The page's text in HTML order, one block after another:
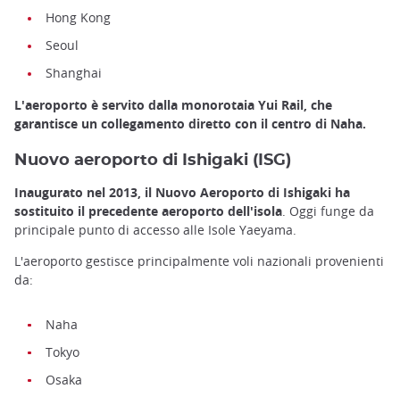
Hong Kong
Seoul
Shanghai
L'aeroporto è servito dalla monorotaia Yui Rail, che
garantisce un collegamento diretto con il centro di Naha.
Nuovo aeroporto di Ishigaki (ISG)
Inaugurato nel 2013, il Nuovo Aeroporto di Ishigaki ha
sostituito il precedente aeroporto dell'isola . Oggi funge da
principale punto di accesso alle Isole Yaeyama.
L'aeroporto gestisce principalmente voli nazionali provenienti
da:
Naha
Tokyo
Osaka